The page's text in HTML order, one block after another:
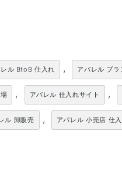
レル BtoB 仕入れ , アパレル ブ
, アパレル 仕入れサイト ,
ル 卸販売 , アパレル 小売店 仕